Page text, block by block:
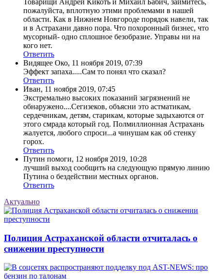
пожалуйста, вплотную этими проблемами в нашей
области. Как в Нижнем Новгороде порядок навели, так
и в Астрахани давно пора. Что похоронный бизнес, что
мусорный- одно сплошное безобразие. Управы ни на
кого нет.
Ответить
Видящее Око, 11 ноября 2019, 07:39
Эффект запаха.....Сам то понял что сказал?
Ответить
Иван, 11 ноября 2019, 07:45
Экстремально высоких показаний загрязнений не
обнаружено....Сегизеков, объясни это астматикам,
сердечникам, детям, старикам, которые задыхаются от
этого смрада который год. Полмиллионная Астрахань
жалуется, любого спроси...а чинушам как об стенку
горох.
Ответить
Путин помоги, 12 ноября 2019, 10:28
лучший выход сообщить на следующую прямую линию
Путина о бездействии местных органов.
Ответить
Актуально
Полиция Астраханской области отчиталась о
снижении преступности